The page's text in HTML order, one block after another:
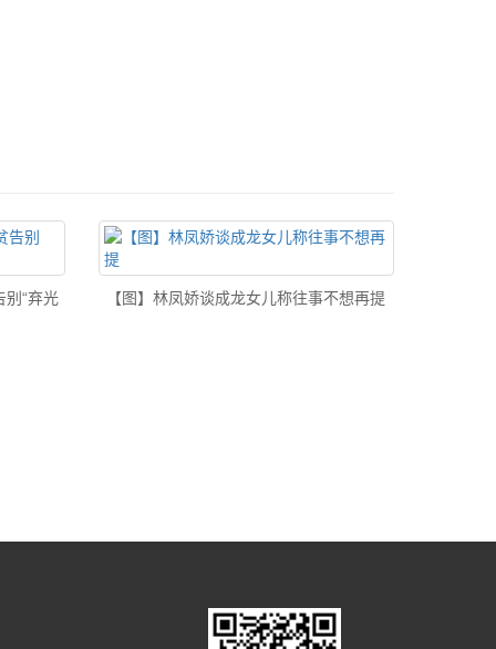
别“弃光 【图】林凤娇谈成龙女儿称往事不想再提